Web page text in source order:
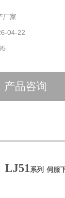
厂家
04-22
产品咨询
LJ51系列 伺服